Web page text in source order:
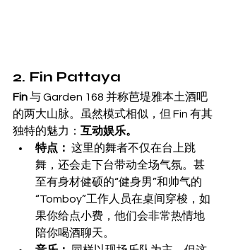
2. Fin Pattaya
Fin 与 Garden 168 并称芭堤雅本土酒吧
的两大山脉。虽然模式相似，但 Fin 有其
独特的魅力： 互动娱乐。
特点： 这里的舞者不仅在台上跳
舞，还会走下台带动全场气氛。甚
至有身材健硕的“健身男”和帅气的
“Tomboy”工作人员在桌间穿梭，如
果你给点小费，他们会非常热情地
陪你喝酒聊天。